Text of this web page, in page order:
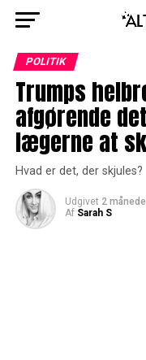
POLITIK
Trumps
afgørende
lægerne at
Hvad er det, der skjules?
Udgivet 2
Af Sarah S